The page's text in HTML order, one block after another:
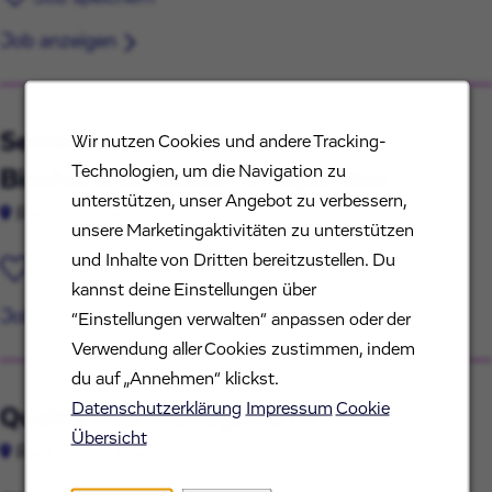
Wir nutzen Cookies und andere Tracking-
Technologien, um die Navigation zu
unterstützen, unser Angebot zu verbessern,
unsere Marketingaktivitäten zu unterstützen
und Inhalte von Dritten bereitzustellen. Du
kannst deine Einstellungen über
“Einstellungen verwalten“ anpassen oder der
Verwendung aller Cookies zustimmen, indem
du auf „Annehmen“ klickst.
Datenschutzerklärung Impressum Cookie
Übersicht
Job anzeigen
Senior Scientist I, Functional
Biocharacterization & Impurities
Redmond, Washington
Job anzeigen
Quality Risk Manager, QTR